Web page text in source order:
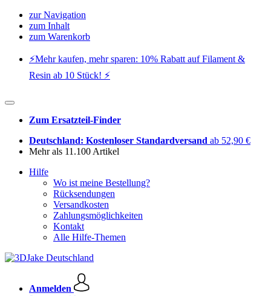
zur Navigation
zum Inhalt
zum Warenkorb
⚡️Mehr kaufen, mehr sparen: 10% Rabatt auf Filament &
Resin ab 10 Stück! ⚡️
Zum Ersatzteil-Finder
Deutschland: Kostenloser Standardversand ab 52,90 €
Mehr als 11.100 Artikel
Hilfe
Wo ist meine Bestellung?
Rücksendungen
Versandkosten
Zahlungsmöglichkeiten
Kontakt
Alle Hilfe-Themen
Anmelden